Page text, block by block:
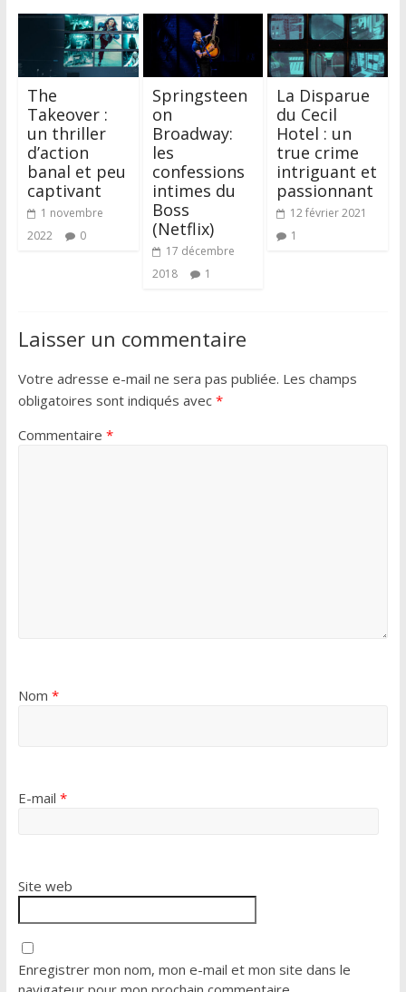
The
Takeover :
un thriller
d’action
banal et peu
captivant
1 novembre
2022
0
Springsteen
on
Broadway:
les
confessions
intimes du
Boss
(Netflix)
17 décembre
2018
1
La Disparue
du Cecil
Hotel : un
true crime
intriguant et
passionnant
12 février 2021
1
Laisser un commentaire
Votre adresse e-mail ne sera pas publiée. Les champs
obligatoires sont indiqués avec *
Commentaire *
Nom *
E-mail *
Site web
Enregistrer mon nom, mon e-mail et mon site dans le